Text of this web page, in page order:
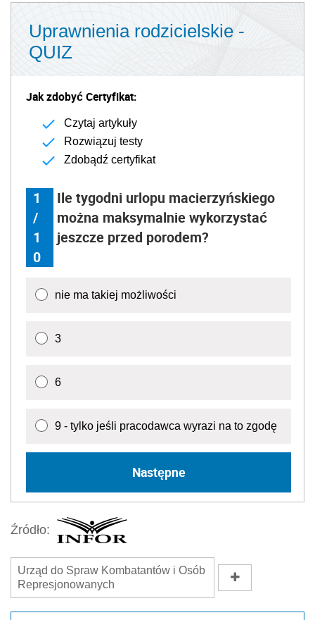
Uprawnienia rodzicielskie -
QUIZ
Jak zdobyć Certyfikat:
Czytaj artykuły
Rozwiązuj testy
Zdobądź certyfikat
1
/
1
0
Ile tygodni urlopu macierzyńskiego
można maksymalnie wykorzystać
jeszcze przed porodem?
nie ma takiej możliwości
3
6
9 - tylko jeśli pracodawca wyrazi na to zgodę
Następne
Źródło:
Urząd do Spraw Kombatantów i Osób
Represjonowanych